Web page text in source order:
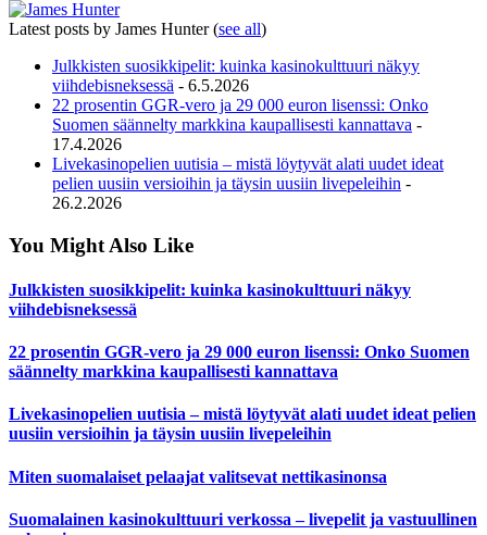
Latest posts by James Hunter(see all)
Julkkisten suosikkipelit: kuinka kasinokulttuuri näkyy
viihdebisneksessä - 6.5.2026
22 prosentin GGR-vero ja 29 000 euron lisenssi: Onko
Suomen säännelty markkina kaupallisesti kannattava -
17.4.2026
Livekasinopelien uutisia – mistä löytyvät alati uudet ideat
pelien uusiin versioihin ja täysin uusiin livepeleihin -
26.2.2026
You Might Also Like
Julkkisten suosikkipelit: kuinka kasinokulttuuri näkyy
viihdebisneksessä
22 prosentin GGR-vero ja 29 000 euron lisenssi: Onko Suomen
säännelty markkina kaupallisesti kannattava
Livekasinopelien uutisia – mistä löytyvät alati uudet ideat pelien
uusiin versioihin ja täysin uusiin livepeleihin
Miten suomalaiset pelaajat valitsevat nettikasinonsa
Suomalainen kasinokulttuuri verkossa – livepelit ja vastuullinen